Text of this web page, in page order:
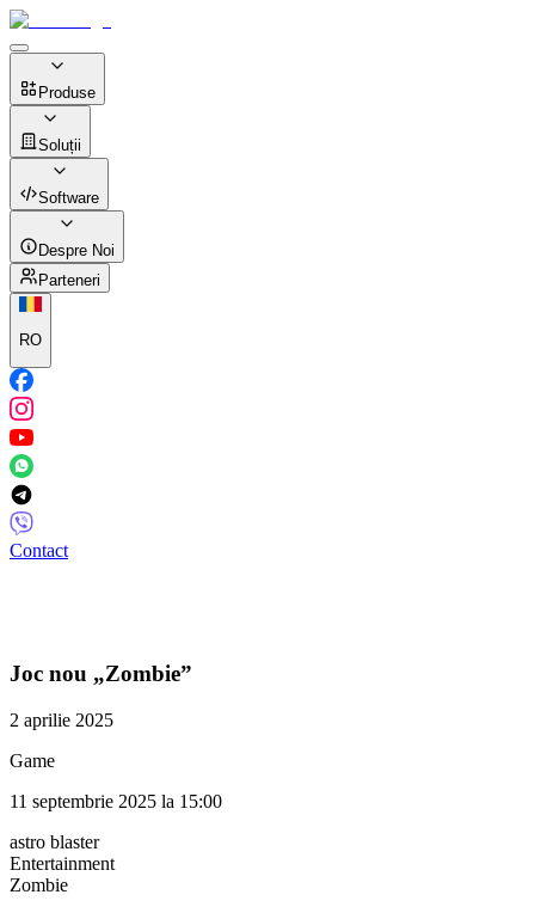
Produse
Soluții
Software
Despre Noi
Parteneri
RO
Contact
Joc nou „Zombie”
2 aprilie 2025
Game
11 septembrie 2025 la 15:00
astro blaster
Entertainment
Zombie